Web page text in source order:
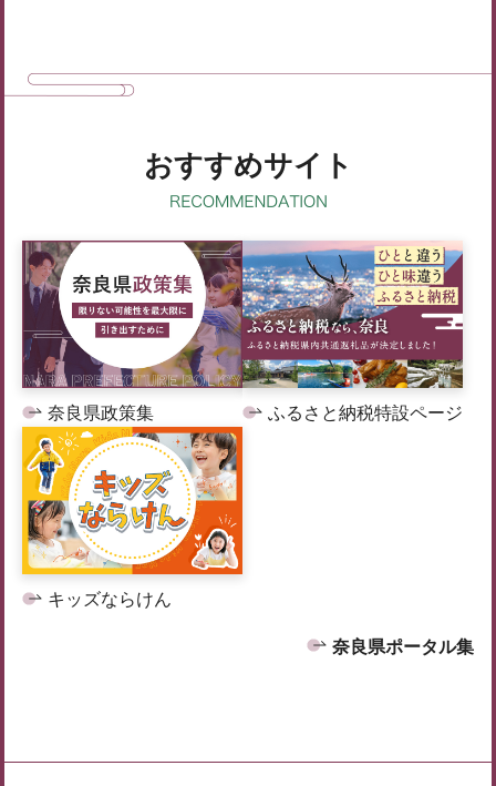
おすすめサイト
奈良県政策集 ふるさと納税特設ページ
キッズならけん
奈良県ポータル集